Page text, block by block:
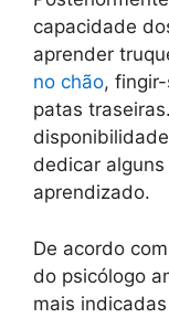
capacidade
aprender
no chão,
patas
dedicar
aprendizado.
De acordo
do psicólogo
mais